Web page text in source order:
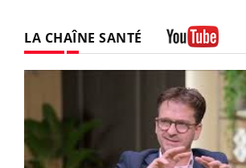
LA CHAÎNE SANTÉ